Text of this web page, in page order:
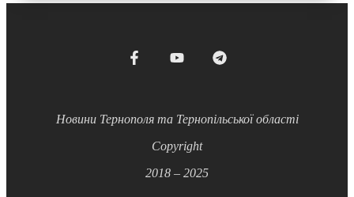
Новини Тернополя та Тернопільської області
Copyright
2018 – 2025